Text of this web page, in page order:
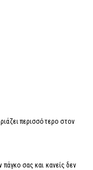
περισσότερο στον
σας και κανείς δεν